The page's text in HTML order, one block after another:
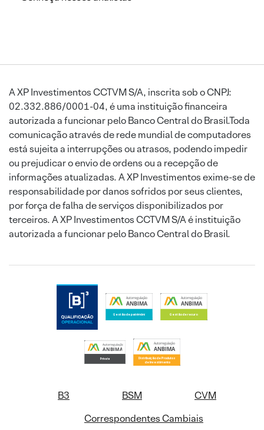
A XP Investimentos CCTVM S/A, inscrita sob o CNPJ:
02.332.886/0001-04, é uma instituição financeira
autorizada a funcionar pelo Banco Central do Brasil.Toda
comunicação através de rede mundial de computadores
está sujeita a interrupções ou atrasos, podendo impedir
ou prejudicar o envio de ordens ou a recepção de
informações atualizadas. A XP Investimentos exime-se de
responsabilidade por danos sofridos por seus clientes,
por força de falha de serviços disponibilizados por
terceiros. A XP Investimentos CCTVM S/A é instituição
autorizada a funcionar pelo Banco Central do Brasil.
B3 BSM
CVM
Correspondentes Cambiais